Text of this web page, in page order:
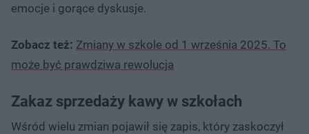
emocje i gorące dyskusje.
Zobacz też: Zmiany w szkole od 1 września 2025. To
może być prawdziwa rewolucja
Zakaz sprzedaży kawy w szkołach
Wśród wielu zmian pojawił się zapis, który zaskoczył